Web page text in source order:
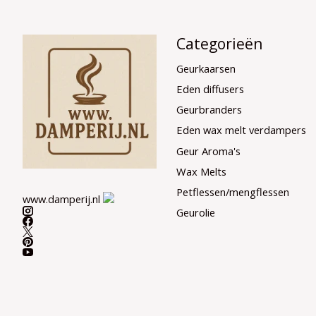
www.damperij.nl
Categorieën
Geurkaarsen
Eden diffusers
Geurbranders
Eden wax melt verdampers
Geur Aroma's
Wax Melts
Petflessen/mengflessen
Geurolie